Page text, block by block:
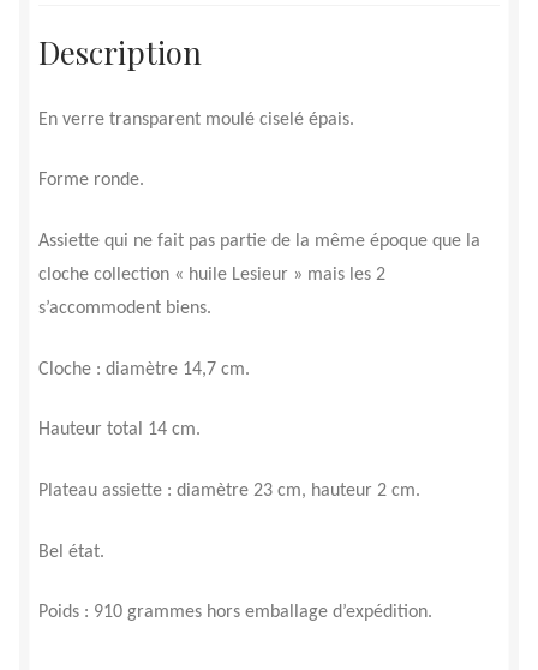
Description
En verre transparent moulé ciselé épais.
Forme ronde.
Assiette qui ne fait pas partie de la même époque que la
cloche collection « huile Lesieur » mais les 2
s’accommodent biens.
Cloche : diamètre 14,7 cm.
Hauteur total 14 cm.
Plateau assiette : diamètre 23 cm, hauteur 2 cm.
Bel état.
Poids : 910 grammes hors emballage d’expédition.